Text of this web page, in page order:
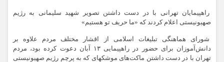
راهپیمایان تهرانی با در دست داشتن تصویر شهید سلیمانی به رژیم
صهیونیستی اعلام کردند که «ما حریف تو هستیم»
شورای هماهنگی تبلیغات اسلامی از اقشار مختلف مردم علاوه بر
دانش‌آموزان برای حضور در راهپیمایی ۱۳ آبان دعوت کرده بود، مردم
تهران با در دست داشتن ماکت‌های موشکهای که به پرچم رژیم صهیونیستی